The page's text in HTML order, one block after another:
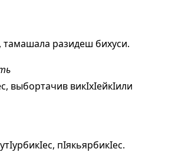
разидеш бихуси.
выбортачив викIхIейкIили
пIякьярбикIес.